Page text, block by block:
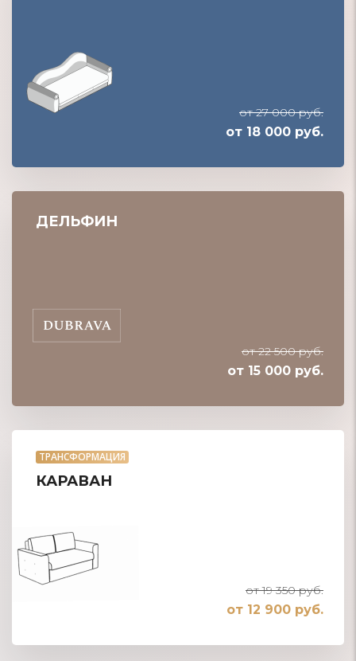
от 27 000 руб.
от 18 000 руб.
ДЕЛЬФИН
от 22 500 руб.
от 15 000 руб.
ТРАНСФОРМАЦИЯ
КАРАВАН
от 19 350 руб.
от 12 900 руб.